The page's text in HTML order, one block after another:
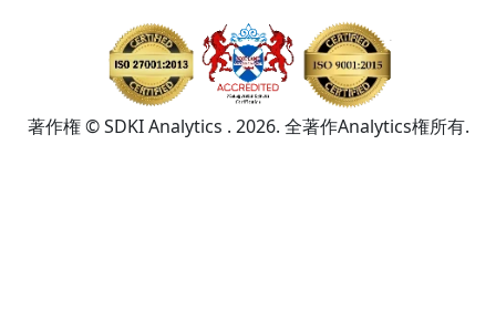
著作権 © SDKI Analytics . 2026. 全著作Analytics権所有.